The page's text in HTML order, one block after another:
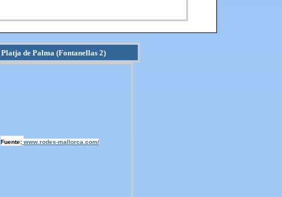
Platja de Palma (Fontanellas 2)
Fuente: www.rodes-mallorca.com/